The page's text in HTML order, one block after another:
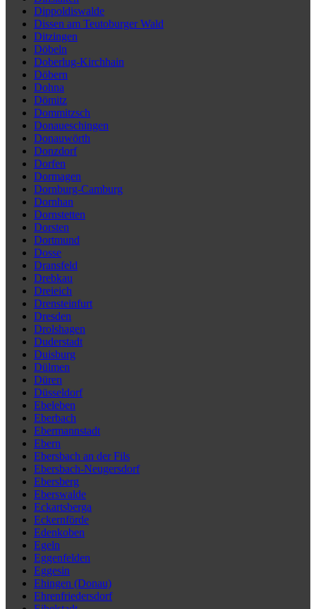
Dippoldiswalde
Dissen am Teutoburger Wald
Ditzingen
Döbeln
Doberlug-Kirchhain
Döbern
Dohna
Dömitz
Dommitzsch
Donaueschingen
Donauwörth
Donzdorf
Dorfen
Dormagen
Dornburg-Camburg
Dornhan
Dornstetten
Dorsten
Dortmund
Dosse
Dransfeld
Drebkau
Dreieich
Drensteinfurt
Dresden
Drolshagen
Duderstadt
Duisburg
Dülmen
Düren
Düsseldorf
Ebeleben
Eberbach
Ebermannstadt
Ebern
Ebersbach an der Fils
Ebersbach-Neugersdorf
Ebersberg
Eberswalde
Eckartsberga
Eckernförde
Edenkoben
Egeln
Eggenfelden
Eggesin
Ehingen (Donau)
Ehrenfriedersdorf